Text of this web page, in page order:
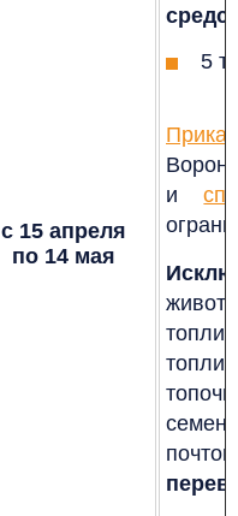
с 15 апреля
по 14 мая
5
Приказ
и